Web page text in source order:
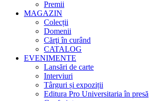
Premii
MAGAZIN
Colecții
Domenii
Cărţi în curând
CATALOG
EVENIMENTE
Lansări de carte
Interviuri
Târguri și expoziții
Editura Pro Universitaria în presă